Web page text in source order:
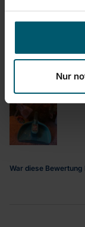
Nur
Einfache
War diese